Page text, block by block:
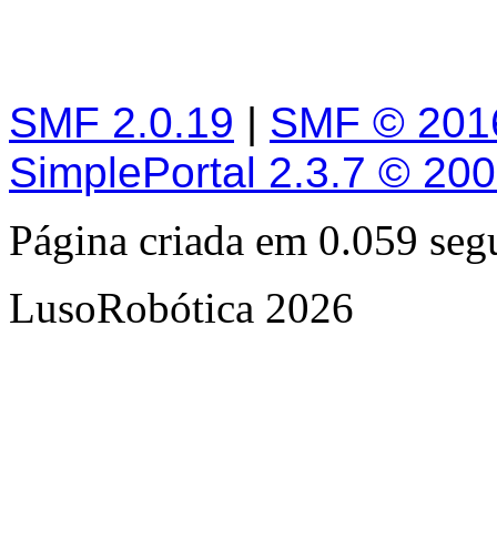
SMF 2.0.19 | SMF ©
SimplePortal 2.3.7 ©
Página criada em 0.059
LusoRobótica 2026